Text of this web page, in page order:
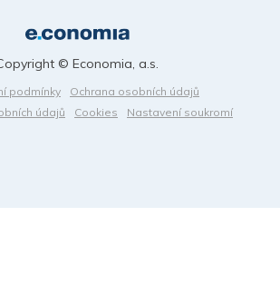
podmínky
Ochrana osobních údajů
údajů
Cookies Nastavení soukromí
© Economia, a.s.